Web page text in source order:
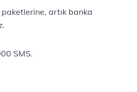
artık banka
SMS.